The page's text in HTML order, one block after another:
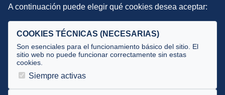
Selecciones
Tecnificación
JUECES Y OFICIALES
A continuación puede elegir qué cookies desea aceptar:
COOKIES TÉCNICAS (NECESARIAS)
Son esenciales para el funcionamiento básico del sitio. El
sitio web no puede funcionar correctamente sin estas
cookies.
Siempre activas